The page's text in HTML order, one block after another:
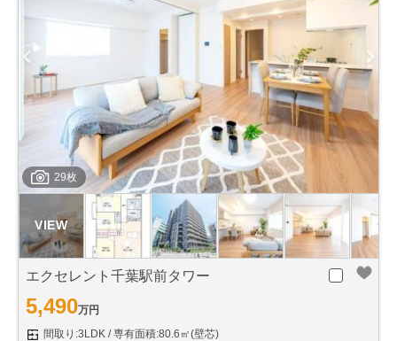
29枚
エクセレント千葉駅前タワー
5,490万円
間取り:3LDK
専有面積:80.6㎡(壁芯)